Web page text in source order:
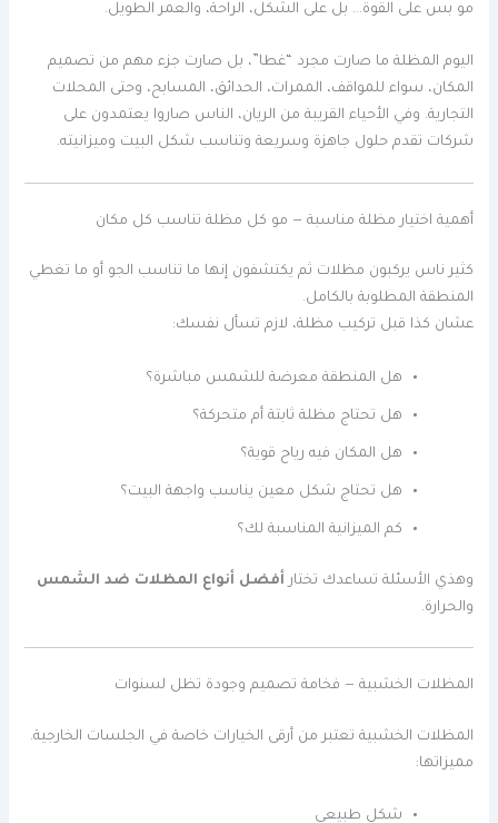
مو بس على القوة… بل على الشكل، الراحة، والعمر الطويل.
اليوم المظلة ما صارت مجرد “غطا”، بل صارت جزء مهم من تصميم
المكان، سواء للمواقف، الممرات، الحدائق، المسابح، وحتى المحلات
التجارية. وفي الأحياء القريبة من الريان، الناس صاروا يعتمدون على
شركات تقدم حلول جاهزة وسريعة وتناسب شكل البيت وميزانيته.
أهمية اختيار مظلة مناسبة — مو كل مظلة تناسب كل مكان
كثير ناس يركبون مظلات ثم يكتشفون إنها ما تناسب الجو أو ما تغطي
المنطقة المطلوبة بالكامل.
عشان كذا قبل تركيب مظلة، لازم تسأل نفسك:
هل المنطقة معرضة للشمس مباشرة؟
هل تحتاج مظلة ثابتة أم متحركة؟
هل المكان فيه رياح قوية؟
هل تحتاج شكل معين يناسب واجهة البيت؟
كم الميزانية المناسبة لك؟
وهذي الأسئلة تساعدك تختار أفضل أنواع المظلات ضد الشمس
والحرارة.
المظلات الخشبية — فخامة تصميم وجودة تظل لسنوات
المظلات الخشبية تعتبر من أرقى الخيارات خاصة في الجلسات الخارجية.
مميزاتها:
شكل طبيعي